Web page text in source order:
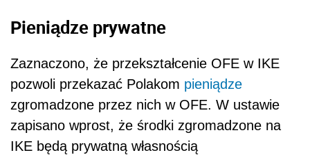
Pieniądze prywatne
Zaznaczono, że przekształcenie OFE w IKE
pozwoli przekazać Polakom pieniądze
zgromadzone przez nich w OFE. W ustawie
zapisano wprost, że środki zgromadzone na
IKE będą prywatną własnością